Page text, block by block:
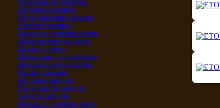
Ботинки осенние
Полусапожки осенние
Сапоги осенние
Большие размеры осень
Женская летняя обувь
Казаки летние
Мокасины, топсайдеры
Женская зимняя обувь
Казаки зимние
Ботинки зимние
Полусапоги зимние
Сапоги зимние
Большие размеры зима